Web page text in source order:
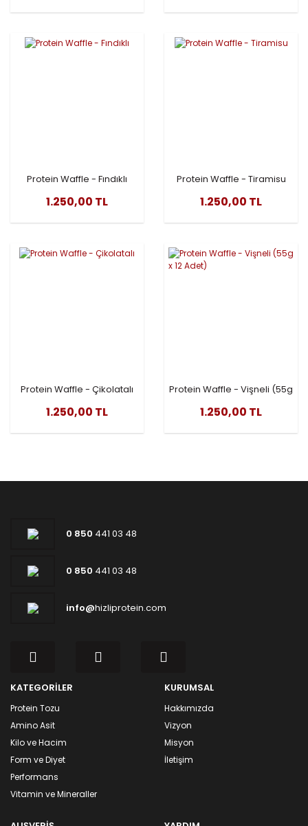
Protein Waffle - Fındıklı
1.250,00 TL
Protein Waffle - Tiramisu
1.250,00 TL
Protein Waffle - Çikolatalı
1.250,00 TL
Protein Waffle - Vişneli (55g
x 12 Adet)
1.250,00 TL
0 850 441 03 48
0 850 441 03 48
info@hizliprotein.com
KATEGORİLER
Protein Tozu
Amino Asit
Kilo ve Hacim
Form ve Diyet
Performans
Vitamin ve Mineraller
KURUMSAL
Hakkımızda
Vizyon
Misyon
İletişim